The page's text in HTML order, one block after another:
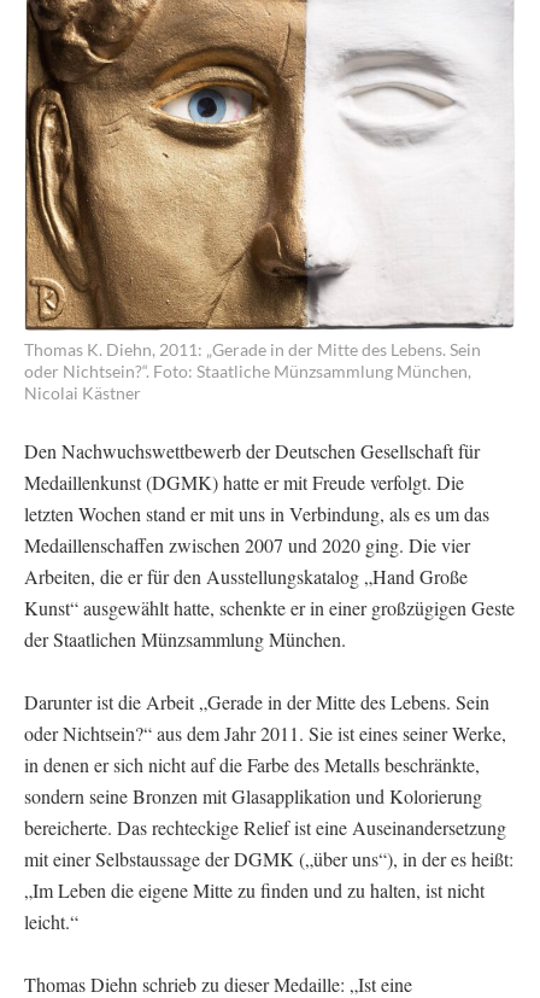
Thomas K. Diehn, 2011: „Gerade in der Mitte des Lebens. Sein
oder Nichtsein?“. Foto: Staatliche Münzsammlung München,
Nicolai Kästner
Den Nachwuchswettbewerb der Deutschen Gesellschaft für
Medaillenkunst (DGMK) hatte er mit Freude verfolgt. Die
letzten Wochen stand er mit uns in Verbindung, als es um das
Medaillenschaffen zwischen 2007 und 2020 ging. Die vier
Arbeiten, die er für den Ausstellungskatalog „Hand Große
Kunst“ ausgewählt hatte, schenkte er in einer großzügigen Geste
der Staatlichen Münzsammlung München.
Darunter ist die Arbeit „Gerade in der Mitte des Lebens. Sein
oder Nichtsein?“ aus dem Jahr 2011. Sie ist eines seiner Werke,
in denen er sich nicht auf die Farbe des Metalls beschränkte,
sondern seine Bronzen mit Glasapplikation und Kolorierung
bereicherte. Das rechteckige Relief ist eine Auseinandersetzung
mit einer Selbstaussage der DGMK („über uns“), in der es heißt:
„Im Leben die eigene Mitte zu finden und zu halten, ist nicht
leicht.“
Thomas Diehn schrieb zu dieser Medaille: „Ist eine